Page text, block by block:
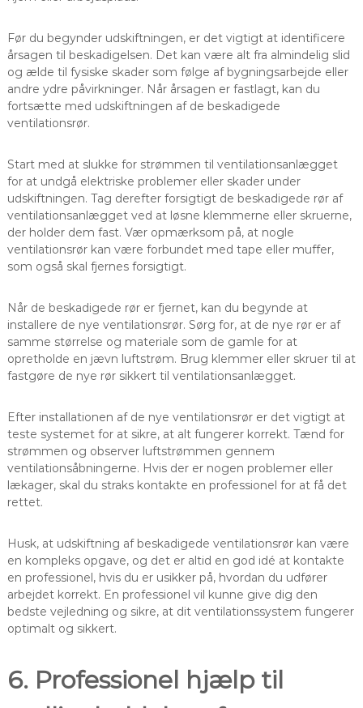
Før du begynder udskiftningen, er det vigtigt at identificere
årsagen til beskadigelsen. Det kan være alt fra almindelig slid
og ælde til fysiske skader som følge af bygningsarbejde eller
andre ydre påvirkninger. Når årsagen er fastlagt, kan du
fortsætte med udskiftningen af de beskadigede
ventilationsrør.
Start med at slukke for strømmen til ventilationsanlægget
for at undgå elektriske problemer eller skader under
udskiftningen. Tag derefter forsigtigt de beskadigede rør af
ventilationsanlægget ved at løsne klemmerne eller skruerne,
der holder dem fast. Vær opmærksom på, at nogle
ventilationsrør kan være forbundet med tape eller muffer,
som også skal fjernes forsigtigt.
Når de beskadigede rør er fjernet, kan du begynde at
installere de nye ventilationsrør. Sørg for, at de nye rør er af
samme størrelse og materiale som de gamle for at
opretholde en jævn luftstrøm. Brug klemmer eller skruer til at
fastgøre de nye rør sikkert til ventilationsanlægget.
Efter installationen af de nye ventilationsrør er det vigtigt at
teste systemet for at sikre, at alt fungerer korrekt. Tænd for
strømmen og observer luftstrømmen gennem
ventilationsåbningerne. Hvis der er nogen problemer eller
lækager, skal du straks kontakte en professionel for at få det
rettet.
Husk, at udskiftning af beskadigede ventilationsrør kan være
en kompleks opgave, og det er altid en god idé at kontakte
en professionel, hvis du er usikker på, hvordan du udfører
arbejdet korrekt. En professionel vil kunne give dig den
bedste vejledning og sikre, at dit ventilationssystem fungerer
optimalt og sikkert.
6. Professionel hjælp til